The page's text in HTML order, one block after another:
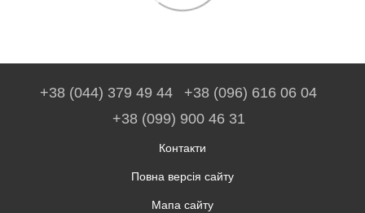
+38 (044) 379 49 44
+38 (096) 616 06 04
+38 (099) 900 46 31
Контакти
Повна версія сайту
Мапа сайту